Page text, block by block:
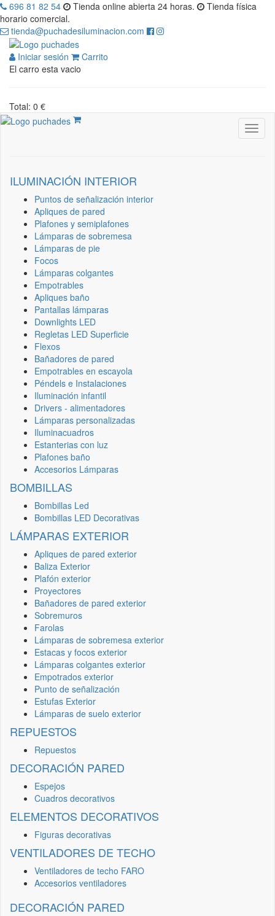
696 81 82 54 Tienda online abierta 24 horas.
Tienda física
horario comercial.
tienda@puchadesiluminacion.com
Iniciar sesión
Carrito
El carro esta vacio
Total: 0 €
ILUMINACIÓN INTERIOR
Puntos de señalización interior
Apliques de pared
Plafones y semiplafones
Lámparas de sobremesa
Lámparas de pie
Focos
Lámparas colgantes
Empotrables
Apliques baño
Pantallas lámparas
Downlights LED
Regletas LED Superficie
Flexos
Bañadores de pared
Empotrables en escayola
Péndels e Instalaciones
Iluminación infantil
Drivers - alimentadores
Lámparas personalizadas
Iluminacuadros
Estanterias con luz
Plafones baño
Accesorios Lámparas
BOMBILLAS
Bombillas Led
Bombillas LED Decorativas
LÁMPARAS EXTERIOR
Apliques de pared exterior
Baliza Exterior
Plafón exterior
Proyectores
Bañadores de pared exterior
Sobremuros
Farolas
Lámparas de sobremesa exterior
Estacas y focos exterior
Lámparas colgantes exterior
Empotrados exterior
Punto de señalización
Estufas Exterior
Lámparas de suelo exterior
REPUESTOS
Repuestos
DECORACIÓN PARED
Espejos
Cuadros decorativos
ELEMENTOS DECORATIVOS
Figuras decorativas
VENTILADORES DE TECHO
Ventiladores de techo FARO
Accesorios ventiladores
DECORACIÓN PARED